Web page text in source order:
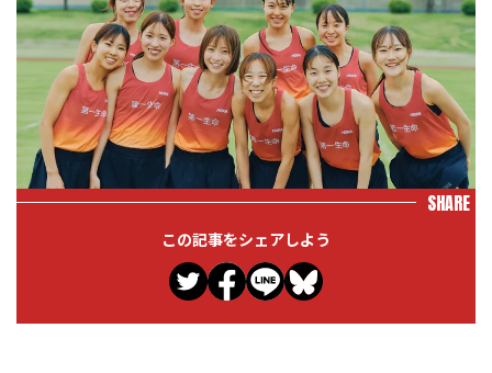
SHARE
この記事をシェアしよう